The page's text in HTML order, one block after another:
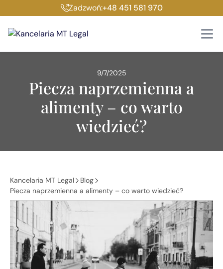
Zadzwoń:+48 451 581 970
9/7/2025
Piecza naprzemienna a
alimenty – co warto
wiedzieć?
Kancelaria MT Legal
Blog
Piecza naprzemienna a alimenty – co warto wiedzieć?